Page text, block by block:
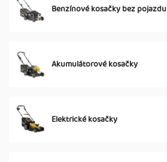
Benzínové kosačky bez pojazdu
Akumulátorové kosačky
Elektrické kosačky